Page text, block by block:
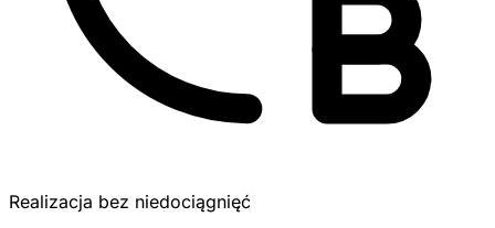
Realizacja bez niedociągnięć